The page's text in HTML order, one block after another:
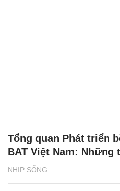
NHỊP SỐNG
Tổng quan Phát triển
BAT Việt Nam: